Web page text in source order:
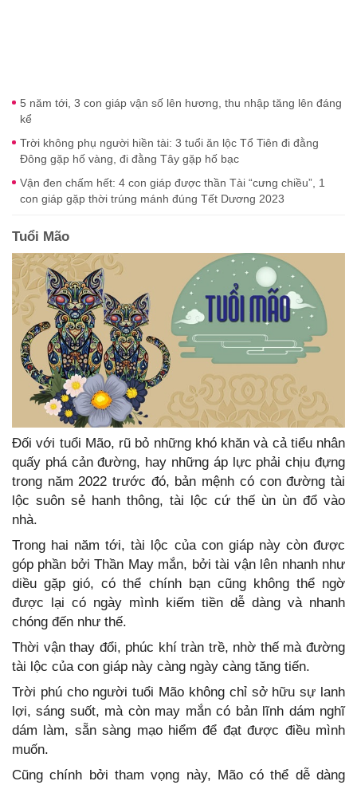
5 năm tới, 3 con giáp vận số lên hương, thu nhập tăng lên đáng
kể
Trời không phụ người hiền tài: 3 tuổi ăn lộc Tổ Tiên đi đằng
Đông gặp hố vàng, đi đằng Tây gặp hố bạc
Vận đen chấm hết: 4 con giáp được thần Tài “cưng chiều”, 1
con giáp gặp thời trúng mánh đúng Tết Dương 2023
Tuổi Mão
Đối với tuổi Mão, rũ bỏ những khó khăn và cả tiểu nhân
quấy phá cản đường, hay những áp lực phải chịu đựng
trong năm 2022 trước đó, bản mệnh có con đường tài
lộc suôn sẻ hanh thông, tài lộc cứ thế ùn ùn đổ vào
nhà.
Trong hai năm tới, tài lộc của con giáp này còn được
góp phần bởi Thần May mắn, bởi tài vận lên nhanh như
diều gặp gió, có thể chính bạn cũng không thể ngờ
được lại có ngày mình kiếm tiền dễ dàng và nhanh
chóng đến như thế.
Thời vận thay đổi, phúc khí tràn trề, nhờ thế mà đường
tài lộc của con giáp này càng ngày càng tăng tiến.
Trời phú cho người tuổi Mão không chỉ sở hữu sự lanh
lợi, sáng suốt, mà còn may mắn có bản lĩnh dám nghĩ
dám làm, sẵn sàng mạo hiểm để đạt được điều mình
muốn.
Cũng chính bởi tham vọng này, Mão có thể dễ dàng